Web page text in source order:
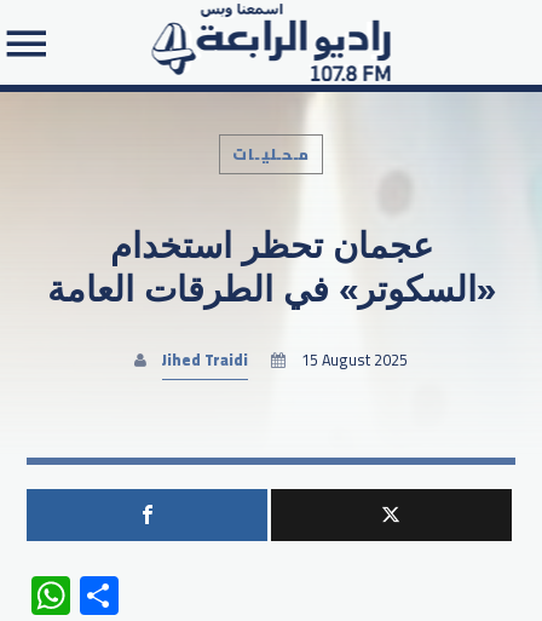
Search in the website:
مـحـليـات
عجمان تحظر استخدام
«السكوتر» في الطرقات العامة
Jihed Traidi 15 August 2025
WhatsApp